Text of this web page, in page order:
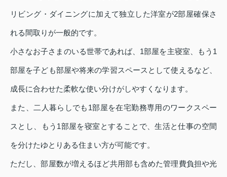
リビング・ダイニングに加えて独立した洋室が2部屋確保さ
れる間取りが一般的です。
小さなお子さまのいる世帯であれば、1部屋を主寝室、もう1
部屋を子ども部屋や将来の学習スペースとして使えるなど、
成長に合わせた柔軟な使い分けがしやすくなります。
また、二人暮らしでも1部屋を在宅勤務専用のワークスペー
スとし、もう1部屋を寝室とすることで、生活と仕事の空間
を分けたゆとりある住まい方が可能です。
ただし、部屋数が増えるほど共用部も含めた管理費負担や光